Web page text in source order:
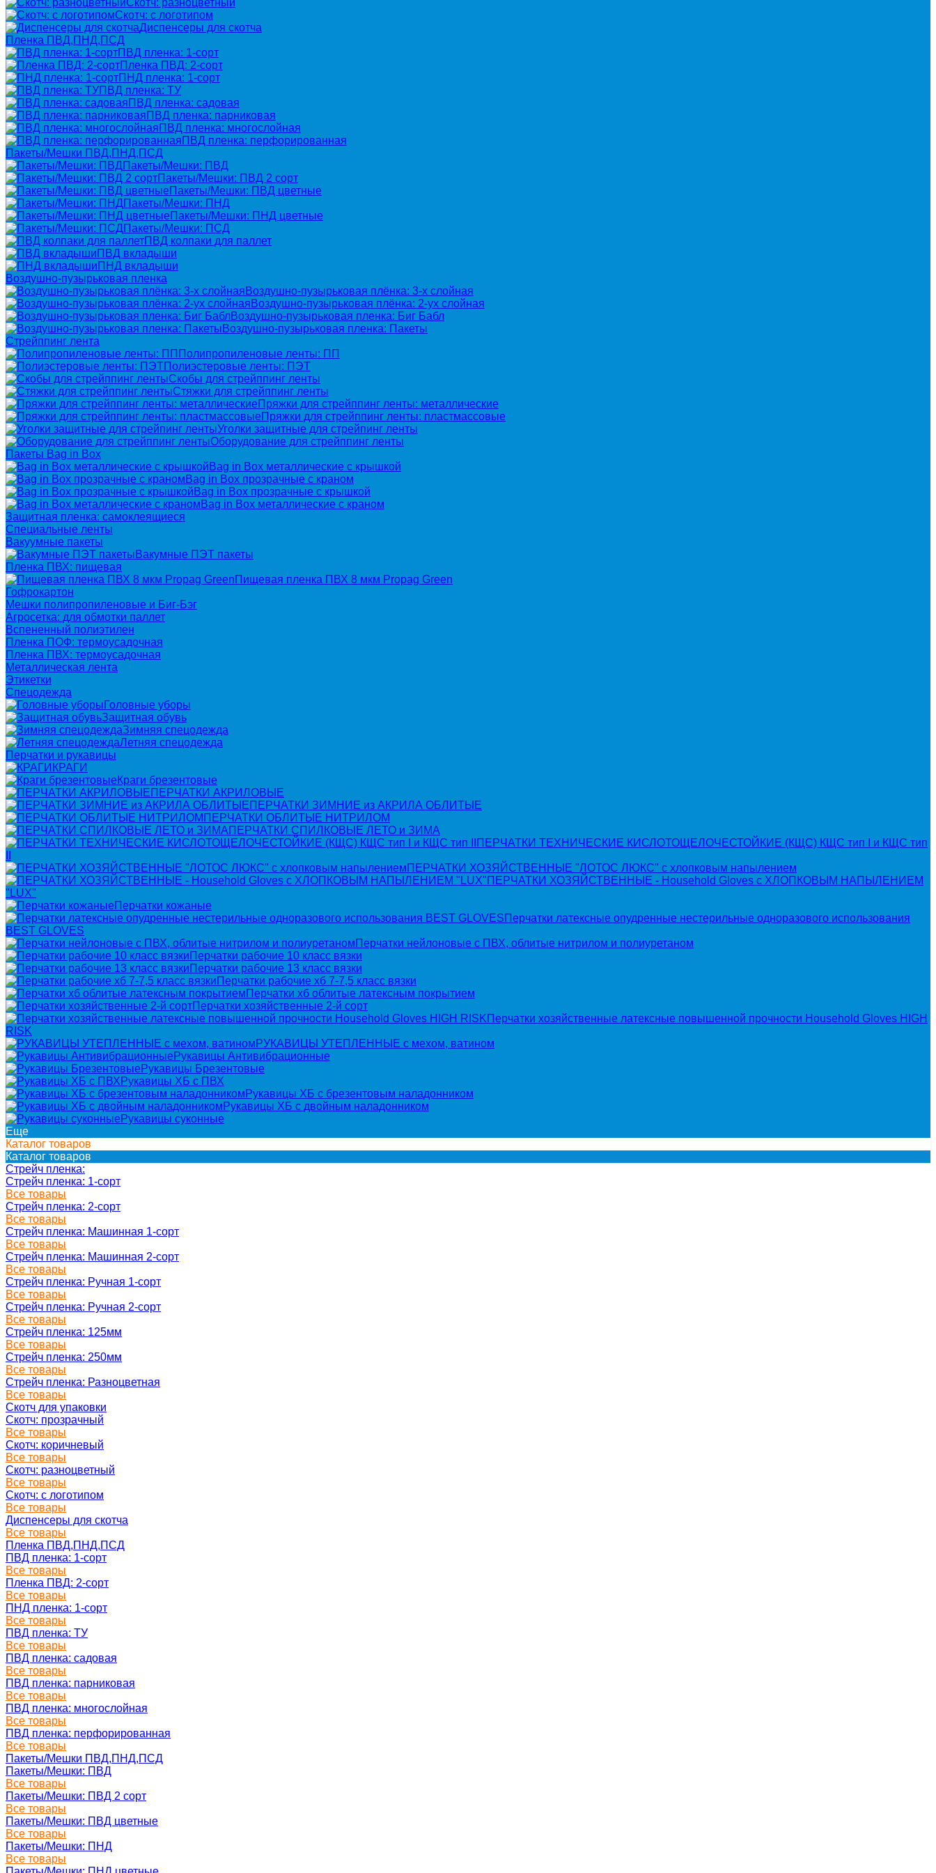
Скотч: разноцветный
Скотч: с логотипом
Диспенсеры для скотча
Пленка ПВД,ПНД,ПСД
ПВД пленка: 1-сорт
Пленка ПВД: 2-сорт
ПНД пленка: 1-сорт
ПВД пленка: ТУ
ПВД пленка: садовая
ПВД пленка: парниковая
ПВД пленка: многослойная
ПВД пленка: перфорированная
Пакеты/Мешки ПВД,ПНД,ПСД
Пакеты/Мешки: ПВД
Пакеты/Мешки: ПВД 2 сорт
Пакеты/Мешки: ПВД цветные
Пакеты/Мешки: ПНД
Пакеты/Мешки: ПНД цветные
Пакеты/Мешки: ПСД
ПВД колпаки для паллет
ПВД вкладыши
ПНД вкладыши
Воздушно-пузырьковая пленка
Воздушно-пузырьковая плёнка: 3-х слойная
Воздушно-пузырьковая плёнка: 2-ух слойная
Воздушно-пузырьковая пленка: Биг Бабл
Воздушно-пузырьковая пленка: Пакеты
Стрейппинг лента
Полипропиленовые ленты: ПП
Полиэстеровые ленты: ПЭТ
Скобы для стрейппинг ленты
Стяжки для стрейппинг ленты
Пряжки для стрейппинг ленты: металлические
Пряжки для стрейппинг ленты: пластмассовые
Уголки защитные для стрейпинг ленты
Оборудование для стрейппинг ленты
Пакеты Bag in Box
Bag in Box металлические с крышкой
Bag in Box прозрачные с краном
Bag in Box прозрачные с крышкой
Bag in Box металлические с краном
Защитная пленка: самоклеящиеся
Специальные ленты
Вакуумные пакеты
Вакумные ПЭТ пакеты
Пленка ПВХ: пищевая
Пищевая пленка ПВХ 8 мкм Propag Green
Гофрокартон
Мешки полипропиленовые и Биг-Бэг
Агросетка: для обмотки паллет
Вспененный полиэтилен
Пленка ПОФ: термоусадочная
Пленка ПВХ: термоусадочная
Металлическая лента
Этикетки
Спецодежда
Головные уборы
Защитная обувь
Зимняя спецодежда
Летняя спецодежда
Перчатки и рукавицы
КРАГИ
Краги брезентовые
ПЕРЧАТКИ АКРИЛОВЫЕ
ПЕРЧАТКИ ЗИМНИЕ из АКРИЛА ОБЛИТЫЕ
ПЕРЧАТКИ ОБЛИТЫЕ НИТРИЛОМ
ПЕРЧАТКИ СПИЛКОВЫЕ ЛЕТО и ЗИМА
ПЕРЧАТКИ ТЕХНИЧЕСКИЕ КИСЛОТОЩЕЛОЧЕСТОЙКИЕ (КЩС) КЩС тип I и КЩС тип
ПЕРЧАТКИ ХОЗЯЙСТВЕННЫЕ "ЛОТОС ЛЮКС" с хлопковым напылением
ПЕРЧАТКИ ХОЗЯЙСТВЕННЫЕ - Household Gloves с ХЛОПКОВЫМ НАПЫЛЕНИЕМ
"LUX"
Перчатки кожаные
Перчатки латексные опудренные нестерильные одноразового использования
BEST GLOVES
Перчатки нейлоновые с ПВХ, облитые нитрилом и полиуретаном
Перчатки рабочие 10 класс вязки
Перчатки рабочие 13 класс вязки
Перчатки рабочие хб 7-7,5 класс вязки
Перчатки хб облитые латексным покрытием
Перчатки хозяйственные 2-й сорт
Перчатки хозяйственные латексные повышенной прочности Household Gloves HIGH
RISK
РУКАВИЦЫ УТЕПЛЕННЫЕ с мехом, ватином
Рукавицы Антивибрационные
Рукавицы Брезентовые
Рукавицы ХБ с ПВХ
Рукавицы ХБ с брезентовым наладонником
Рукавицы ХБ с двойным наладонником
Рукавицы суконные
Еще
Каталог товаров
Каталог товаров
Стрейч пленка:
Стрейч пленка: 1-сорт
Все товары
Стрейч пленка: 2-сорт
Все товары
Стрейч пленка: Машинная 1-сорт
Все товары
Стрейч пленка: Машинная 2-сорт
Все товары
Стрейч пленка: Ручная 1-сорт
Все товары
Стрейч пленка: Ручная 2-сорт
Все товары
Стрейч пленка: 125мм
Все товары
Стрейч пленка: 250мм
Все товары
Стрейч пленка: Разноцветная
Все товары
Скотч для упаковки
Скотч: прозрачный
Все товары
Скотч: коричневый
Все товары
Скотч: разноцветный
Все товары
Скотч: с логотипом
Все товары
Диспенсеры для скотча
Все товары
Пленка ПВД,ПНД,ПСД
ПВД пленка: 1-сорт
Все товары
Пленка ПВД: 2-сорт
Все товары
ПНД пленка: 1-сорт
Все товары
ПВД пленка: ТУ
Все товары
ПВД пленка: садовая
Все товары
ПВД пленка: парниковая
Все товары
ПВД пленка: многослойная
Все товары
ПВД пленка: перфорированная
Все товары
Пакеты/Мешки ПВД,ПНД,ПСД
Пакеты/Мешки: ПВД
Все товары
Пакеты/Мешки: ПВД 2 сорт
Все товары
Пакеты/Мешки: ПВД цветные
Все товары
Пакеты/Мешки: ПНД
Все товары